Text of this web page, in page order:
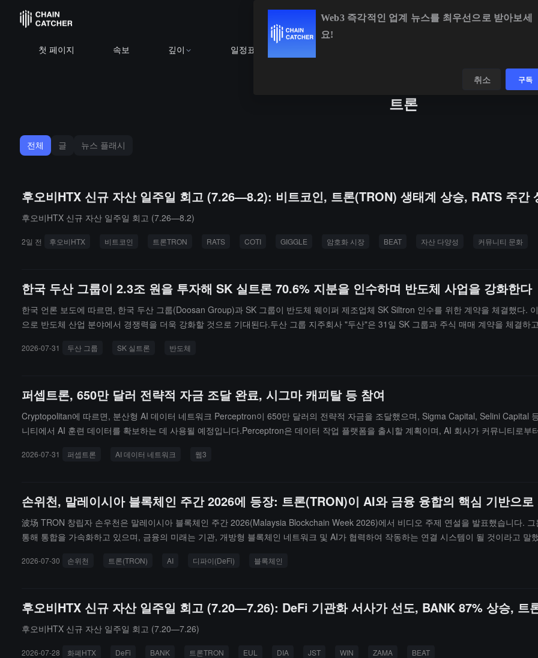
첫 페이지 속보 깊이 일정표
트론
전체 글 뉴스 플래시
후오비HTX 신규 자산 일주일 회고 (7.26—8.2): 비트코인, 트론(TRON) 생태계 상승, RATS 주간
후오비HTX 신규 자산 일주일 회고 (7.26—8.2)
2일 전 후오비HTX 비트코인 트론TRON RATS COTI GIGGLE 암호화 시장 BEAT 자산 다양성 커뮤니티 문화
한국 두산 그룹이 2.3조 원을 투자해 SK 실트론 70.6% 지분을 인수하며 반도체 사업을 강화한다
한국 언론 보도에 따르면, 한국 두산 그룹(Doosan Group)과 SK 그룹이 반도체 웨이퍼 제조업체 SK Siltron 인수를 위한 계약을 체결했다.
으로 반도체 산업 분야에서 경쟁력을 더욱 강화할 것으로 기대된다.두산 그룹 지주회사 "두산"은 31일 SK 그룹과 주식 매매 계약을 체결
시장 점유율 3위를 차지하고 있다. 지난해 SK Siltron의 기업 가치는 5조 원을 초과했다.
2026-07-31 두산 그룹 SK 실트론 반도체
퍼셉트론, 650만 달러 전략적 자금 조달 완료, 시그마 캐피탈 등 참여
Cryptopolitan에 따르면, 분산형 AI 데이터 네트워크 Perceptron이 650만 달러의 전략적 자금을 조달했으며, Sigma Capital, Selini Capital
니티에서 AI 훈련 데이터를 확보하는 데 사용될 예정입니다.Perceptron은 데이터 작업 플랫폼을 출시할 계획이며, AI 회사가 커뮤니티로
계에 있으며, 사용자는 데이터를 기여하여 포인트를 얻을 수 있습니다.
2026-07-31 퍼셉트론 AI 데이터 네트워크 웹3
손위천, 말레이시아 블록체인 주간 2026에 등장: 트론(TRON)이 AI와 금융 융합의 핵심 기반으
波场 TRON 창립자 손우천은 말레이시아 블록체인 주간 2026(Malaysia Blockchain Week 2026)에서 비디오 주제 연설을 발표했습니다.
통해 통합을 가속화하고 있으며, 금융의 미래는 기관, 개방형 블록체인 네트워크 및 AI가 협력하여 작동하는 연결 시스템이 될 것이라고
적인 신원과 자율 거래 능력을 부여했습니다. 이 중 B.AI 사용자 수는 이미 200만을 넘어섰습니다. 그는 또한 T3 FCU가 약 4.5억 달러의
인, 디지털 자산 및 신흥 기술의 미래 진화 방향에 대해 논의합니다.
2026-07-30 손위천 트론(TRON) AI 디파이(DeFi) 블록체인
후오비HTX 신규 자산 일주일 회고 (7.20—7.26): DeFi 기관화 서사가 선도, BANK 87% 상승, 트
후오비HTX 신규 자산 일주일 회고 (7.20—7.26)
2026-07-28 화폐HTX DeFi BANK 트론TRON EUL DIA JST WIN ZAMA BEAT
Web3 즉각적인 업계 뉴스를 최우선으로 받아보세
요!
취소 구독